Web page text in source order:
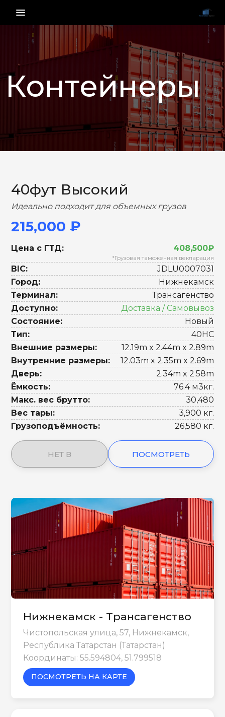
menu_vert
Контейнеры
НАЗАД ВПЕРЕД
40фут Высокий
Идеально подходит для объемных грузов
215,000 ₽
Цена с ГТД: 408,500₽
*Грузовая таможенная декларация
BIC:
JDLU0007031
Город:
Нижнекамск
Терминал:
Трансагенство
Доступно:
Доставка / Самовывоз
Состояние:
Новый
Тип:
40HC
Внешние размеры:
12.19m x 2.44m x 2.89m
Внутренние размеры:
12.03m x 2.35m x 2.69m
Дверь:
2.34m x 2.58m
Ёмкость:
76.4 м3кг.
Макс. вес брутто:
30,480
Вес тары:
3,900 кг.
Грузоподъёмность:
26,580 кг.
НЕТ В ПОСМОТРЕТЬ
Нижнекамск - Трансагенство
Чистопольская улица, 57, Нижнекамск,
Республика Татарстан (Татарстан)
Координаты: 55.594804, 51.799518
ПОСМОТРЕТЬ НА КАРТЕ